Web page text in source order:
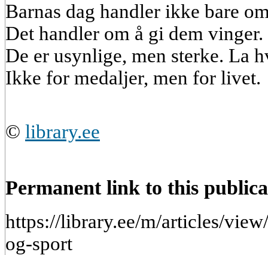
Barnas dag handler ikke bare
Det handler om å gi dem
De er usynlige, men sterke. La
Ikke for medaljer, men for livet.
© library.ee
Permanent link to this
https://library.ee/m/articles/
og-sport